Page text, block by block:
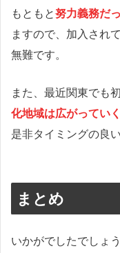
もともと努力義務だ
ますので、加入され
無難です。
また、最近関東でも
化地域は広がっていく
是非タイミングの良
まとめ
いかがでしたでしょ